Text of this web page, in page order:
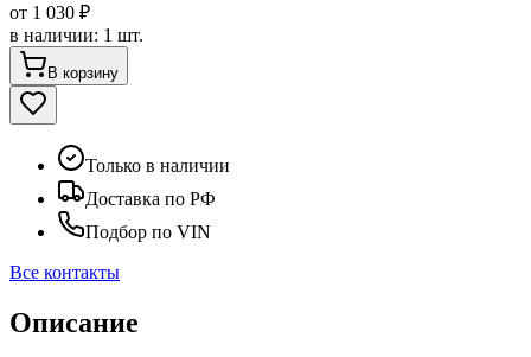
от 1 030 ₽
в наличии: 1 шт.
В корзину
Только в наличии
Доставка по РФ
Подбор по VIN
Все контакты
Описание